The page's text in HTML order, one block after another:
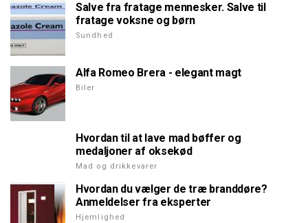
Salve fra fratage mennesker. Salve til
fratage voksne og børn
Sundhed
Alfa Romeo Brera - elegant magt
Biler
Hvordan til at lave mad bøffer og
medaljoner af oksekød
Mad og drikkevarer
Hvordan du vælger de træ branddøre?
Anmeldelser fra eksperter
Hjemlighed